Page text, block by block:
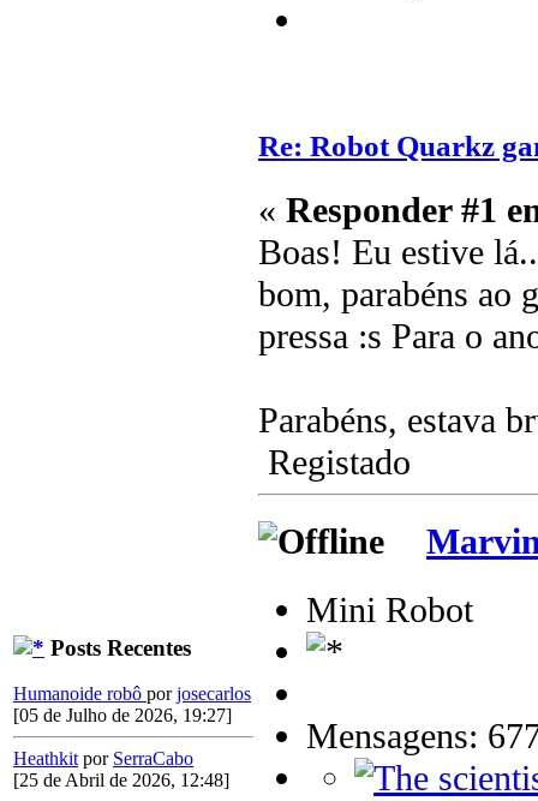
Posts Recentes
Humanoide robô porjosecarlos
[05 de Julho de 2026, 19:27]
Heathkit por SerraCabo
[25 de Abril de 2026, 12:48]
Re: Robot Quarkz
« Responder #1
Boas! Eu estive
bom, parabéns ao
pressa :s Para o
Parabéns, estava
Registado
Mini Robot
Mensagens: